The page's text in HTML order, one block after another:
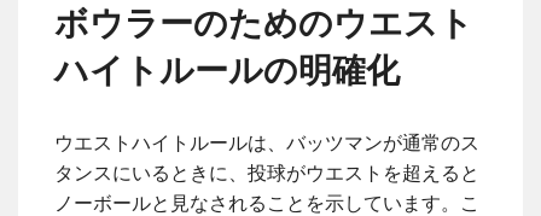
ボウラーのためのウエスト
ハイトルールの明確化
ウエストハイトルールは、バッツマンが通常のス
タンスにいるときに、投球がウエストを超えると
ノーボールと見なされることを示しています。こ